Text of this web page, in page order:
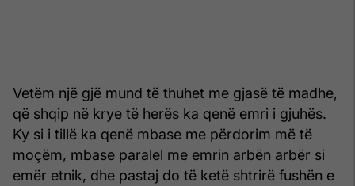
Vetëm një gjë mund të thuhet me gjasë të madhe,
që shqip në krye të herës ka qenë emri i gjuhës.
Ky si i tillë ka qenë mbase me përdorim më të
moçëm, mbase paralel me emrin arbën arbër si
emër etnik, dhe pastaj do të ketë shtrirë fushën e